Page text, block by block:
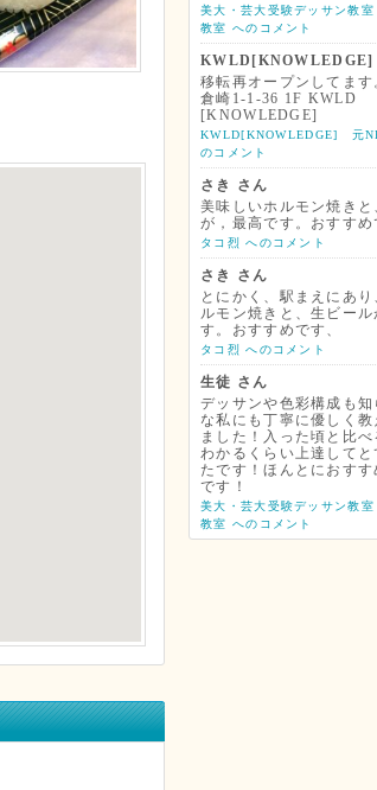
美大・芸大受験デッサン教
教室 へのコメント
KWLD[KNOWLEDGE]
移転再オープンしてます
倉崎1-1-36 1F KWLD
[KNOWLEDGE]
KWLD[KNOWLEDGE] 元
のコメント
さき さん
美味しいホルモン焼き
が，最高です。おすすめ
タコ烈 へのコメント
さき さん
とにかく、駅まえにあ
ルモン焼きと、生ビー
す。おすすめです、
タコ烈 へのコメント
生徒 さん
デッサンや色彩構成も
な私にも丁寧に優しく
ました！入った頃と比べ
わかるくらい上達してと
たです！ほんとにおす
です！
美大・芸大受験デッサン教
教室 へのコメント